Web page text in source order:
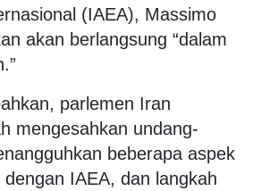
(IAEA), Massimo
akan berlangsung “dalam
parlemen Iran
mengesahkan undang-
beberapa aspek
IAEA, dan langkah